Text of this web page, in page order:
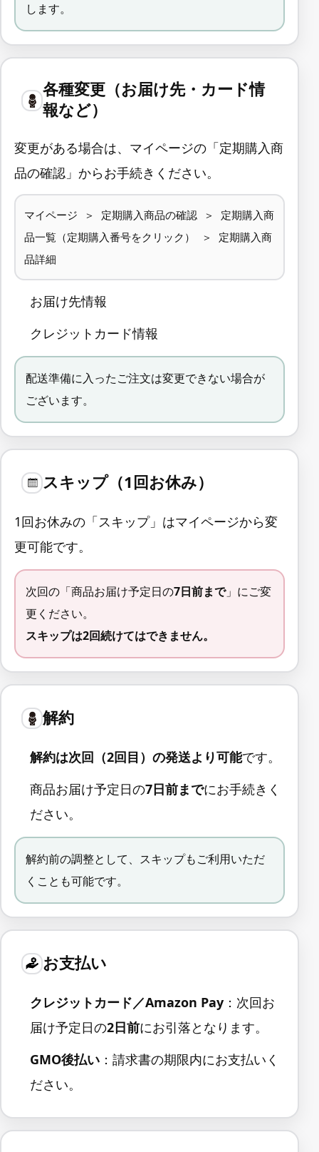
します。
各種変更（お届け先・カード情
報など）
変更がある場合は、マイページの「定期購入商
品の確認」からお手続きください。
マイページ ＞ 定期購入商品の確認 ＞ 定期購入商
品一覧（定期購入番号をクリック） ＞ 定期購入商
品詳細
お届け先情報
クレジットカード情報
配送準備に入ったご注文は変更できない場合が
ございます。
スキップ（1回お休み）
1回お休みの「スキップ」はマイページから変
更可能です。
次回の「商品お届け予定日の7日前まで」にご変
更ください。
スキップは2回続けてはできません。
解約
解約は次回（2回目）の発送より可能です。
商品お届け予定日の7日前までにお手続きく
ださい。
解約前の調整として、スキップもご利用いただ
くことも可能です。
お支払い
クレジットカード／Amazon Pay：次回お
届け予定日の2日前にお引落となります。
GMO後払い：請求書の期限内にお支払いく
ださい。